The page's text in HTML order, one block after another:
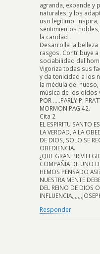
agranda, expande y
naturales; y los
uso legítimo.
sentimientos
la caridad .
Desarrolla la
rasgos. Contribuye
sociabilidad del
Vigoriza todas sus
y da tonicidad a los
la médula del
música de los oídos
POR …..PARLY P.
MORMON.PAG 42.
Cita 2
EL ESPIRITU SANTO
LA VERDAD, A LA
DE DIOS, SOLO SE
OBEDIENCIA.
¿QUE GRAN
COMPAÑÍA DE UNO
HEMOS PENSADO
NUESTRA MENTE
DEL REINO DE DIOS
Responder